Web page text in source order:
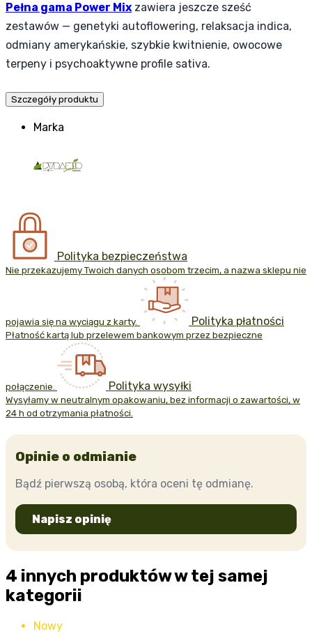
Pełna gama Power Mix zawiera jeszcze sześć
zestawów — genetyki autoflowering, relaksacja indica,
odmiany amerykańskie, szybkie kwitnienie, owocowe
terpeny i psychoaktywne profile sativa.
Szczegóły produktu
Marka
Polityka bezpieczeństwa
Nie przekazujemy Twoich danych osobom trzecim, a nazwa sklepu nie
pojawia się na wyciągu z karty. Polityka płatności
Płatność kartą lub przelewem bankowym przez bezpieczne
połączenie. Polityka wysyłki
Wysyłamy w neutralnym opakowaniu, bez informacji o zawartości, w
24 h od otrzymania płatności.
Opinie o odmianie
Bądź pierwszą osobą, która oceni tę odmianę.
Napisz opinię
4 innych produktów w tej samej
kategorii
Nowy